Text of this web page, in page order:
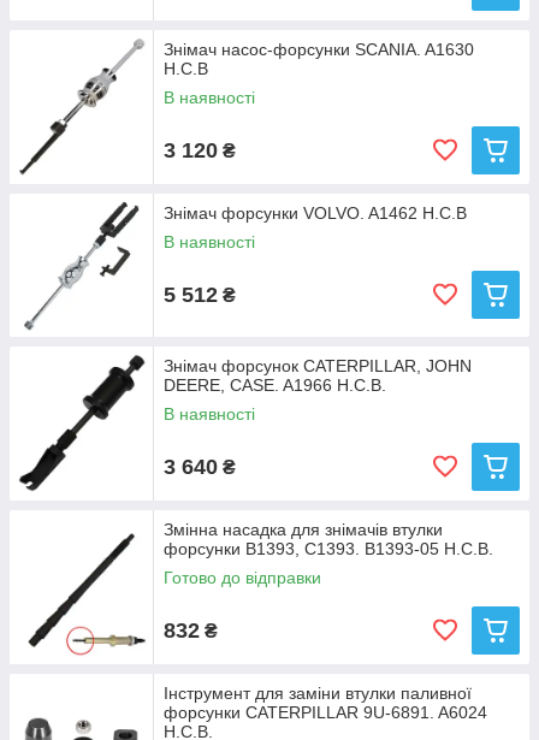
Знімач насос-форсунки SCANIA. A1630
H.C.B
В наявності
3 120 ₴
Знімач форсунки VOLVO. A1462 H.C.B
В наявності
5 512 ₴
Знімач форсунок CATERPILLAR, JOHN
DEERE, CASE. A1966 H.C.B.
В наявності
3 640 ₴
Змінна насадка для знімачів втулки
форсунки B1393, C1393. B1393-05 Н.С.В.
Готово до відправки
832 ₴
Інструмент для заміни втулки паливної
форсунки CATERPILLAR 9U-6891. A6024
Н.С.В.